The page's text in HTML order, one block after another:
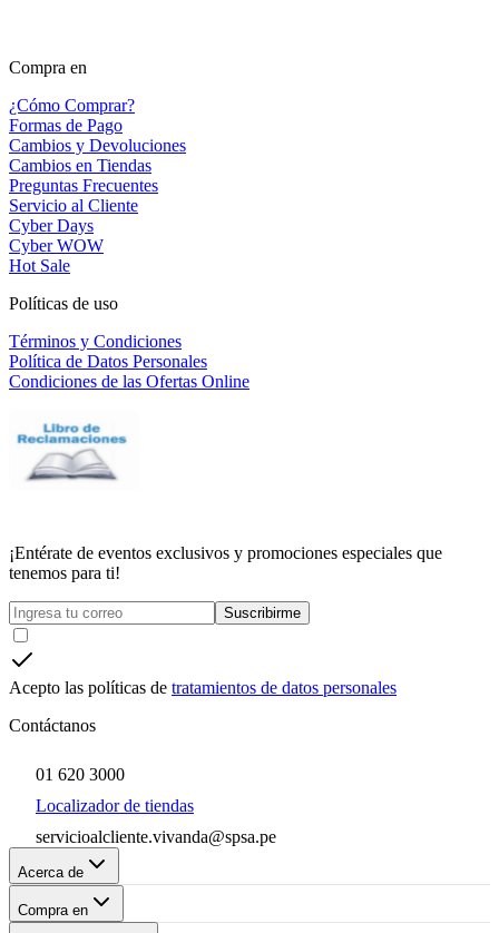
Compra en
¿Cómo Comprar?
Formas de Pago
Cambios y Devoluciones
Cambios en Tiendas
Preguntas Frecuentes
Servicio al Cliente
Cyber Days
Cyber WOW
Hot Sale
Políticas de uso
Términos y Condiciones
Política de Datos Personales
Condiciones de las Ofertas Online
¡Entérate de eventos exclusivos y promociones especiales que
tenemos para ti!
Suscribirme
Acepto las políticas de tratamientos de datos personales
Contáctanos
01 620 3000
Localizador de tiendas
servicioalcliente.vivanda@spsa.pe
Acerca de
Compra en